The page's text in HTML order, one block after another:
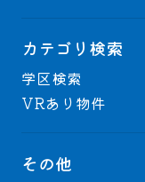
カテゴリ検索
学区検索
VRあり物件
その他